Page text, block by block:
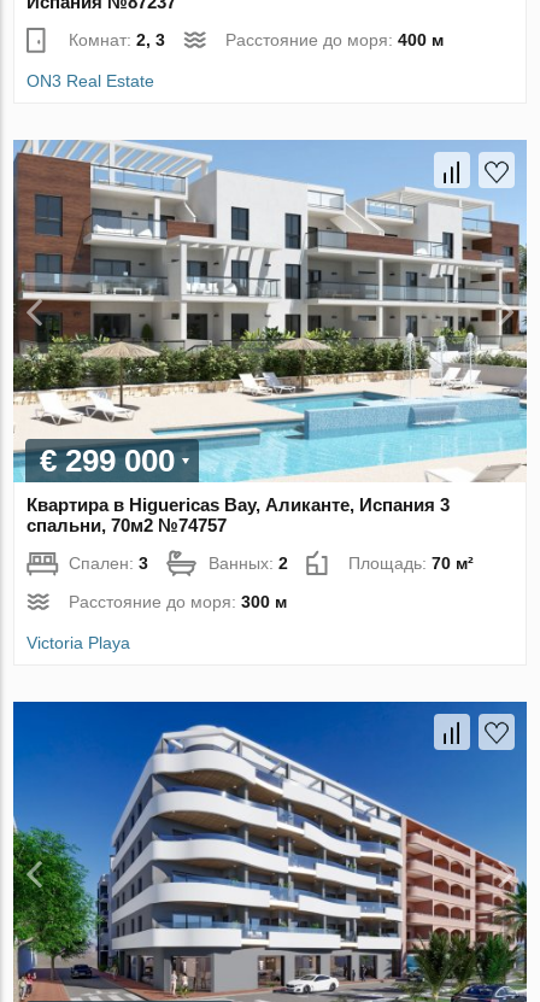
Комнат:2, 3 Расстояние до моря:400 м
ON3 Real Estate
€ 299 000
Квартира в Higuericas Bay, Аликанте, Испания 3
спальни, 70м2 №74757
Спален:3 Ванных:2 Площадь:70 м²
Расстояние до моря:300 м
Victoria Playa